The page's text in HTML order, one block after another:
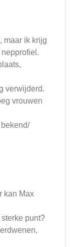
maar ik krijg
verwijderd.
vrouwen
kan Max
punt?